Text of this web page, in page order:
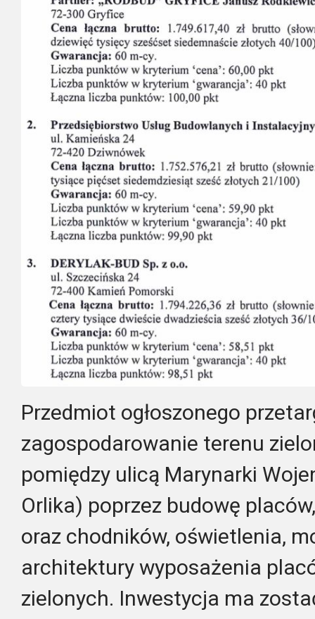
Przedmiot ogłoszonego
zagospodarowanie terenu
pomiędzy ulicą Marynarki
Orlika) poprzez budowę
oraz chodników, oświetlenia,
architektury wyposażenia
zielonych. Inwestycja ma